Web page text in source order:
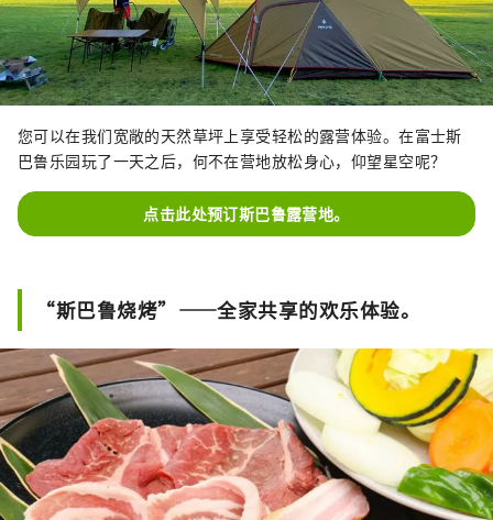
您可以在我们宽敞的天然草坪上享受轻松的露营体验。在富士斯
巴鲁乐园玩了一天之后，何不在营地放松身心，仰望星空呢？
点击此处预订斯巴鲁露营地。
“斯巴鲁烧烤”——全家共享的欢乐体验。